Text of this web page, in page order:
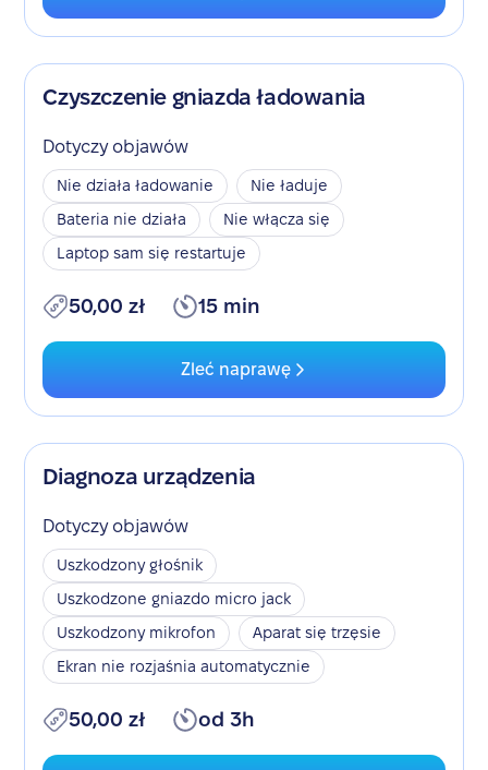
Czyszczenie gniazda ładowania
Dotyczy objawów
Nie działa ładowanie
Nie ładuje
Bateria nie działa
Nie włącza się
Laptop sam się restartuje
50,00 zł 15 min
Zleć naprawę
Diagnoza urządzenia
Dotyczy objawów
Uszkodzony głośnik
Uszkodzone gniazdo micro jack
Uszkodzony mikrofon
Aparat się trzęsie
Ekran nie rozjaśnia automatycznie
50,00 zł od 3h